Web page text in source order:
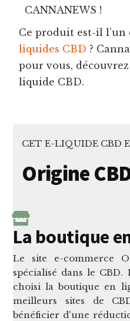
CANNANEWS !
Ce produit est-il l’un
liquides CBD ?
pour vous,
liquide CBD.
CET E-LIQUIDE CBD
Origine
La boutique
Le site e-commerce
spécialisé dans le CBD.
choisi la boutique en
meilleurs sites de
bénéficier d'une